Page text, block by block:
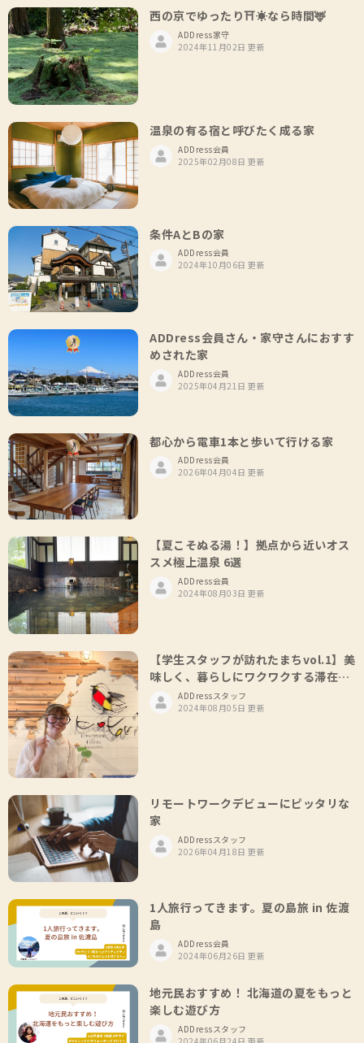
西の京でゆったり⛩️☀️なら時間🦌
ADDress家守
2024年11月02日 更新
温泉の有る宿と呼びたく成る家
ADDress会員
2025年02月08日 更新
条件AとBの家
ADDress会員
2024年10月06日 更新
ADDress会員さん・家守さんにおすす
めされた家
ADDress会員
2025年04月21日 更新
都心から電車1本と歩いて行ける家
ADDress会員
2026年04月04日 更新
【夏こそぬる湯！】拠点から近いオス
スメ極上温泉 6選
ADDress会員
2024年08月03日 更新
【学生スタッフが訪れたまちvol.1】美
味しく、暮らしにワクワクする滞在を
ご紹介！ADDressスタッフ
2024年08月05日 更新
リモートワークデビューにピッタリな
家
ADDressスタッフ
2026年04月18日 更新
1人旅行ってきます。夏の島旅 in 佐渡
島
ADDress会員
2024年06月26日 更新
地元民おすすめ！ 北海道の夏をもっと
楽しむ遊び方
ADDressスタッフ